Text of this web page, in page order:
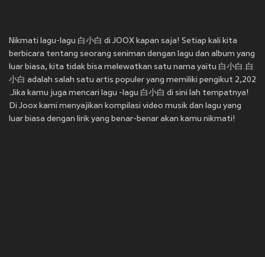
Nikmati lagu-lagu 白小白 di JOOX kapan saja! Setiap kali kita
berbicara tentang seorang seniman dengan lagu dan album yang
luar biasa, kita tidak bisa melewatkan satu nama yaitu 白小白.白
小白 adalah salah satu artis populer yang memiliki pengikut 2,202
.Jika kamu juga mencari lagu -lagu 白小白 di sini lah tempatnya!
Di Joox kami menyajikan kompilasi video musik dan lagu yang
luar biasa dengan lirik yang benar-benar akan kamu nikmati!